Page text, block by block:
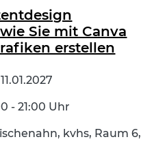
Sie mit Canva
erstellen
11.01.2027
- 21:00 Uhr
kvhs, Raum 6,